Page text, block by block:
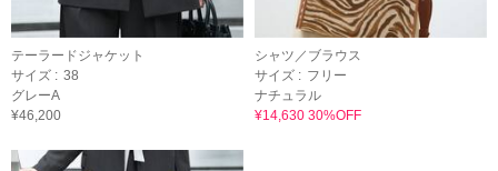
テーラードジャケット
サイズ : 38
グレーA
¥46,200
シャツ／ブラウス
サイズ : フリー
ナチュラル
¥14,630 30%OFF